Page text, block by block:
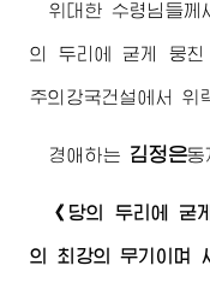
위대한 수령님들께
의 두리에 굳게 뭉친
주의강국건설에서 위
경애하는 김정은동
《당의 두리에 굳
의 최강의 무기이며